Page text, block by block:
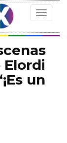
Toggle
un